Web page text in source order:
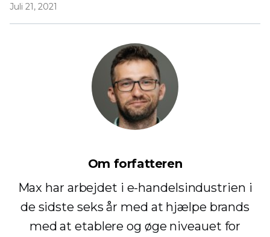
Juli 21, 2021
Om forfatteren
Max har arbejdet i e-handelsindustrien i
de sidste seks år med at hjælpe brands
med at etablere og øge niveauet for